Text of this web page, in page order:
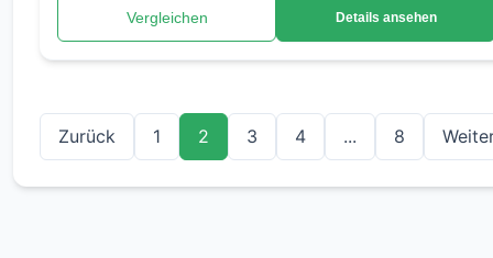
Vergleichen Details ansehen
Zurück 1 2 3 4 ... 8